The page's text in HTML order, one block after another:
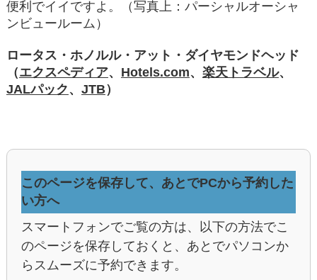
便利でイイですよ。（写真上：パーシャルオーシャ
ンビュールーム）
ロータス・ホノルル・アット・ダイヤモンドヘッド
（エクスペディア、 Hotels.com、 楽天トラベル、
JALパック 、 JTB）
このページを保存して、あとでPCから予約した
い方へ
スマートフォンでご覧の方は、以下の方法でこ
のページを保存しておくと、あとでパソコンか
らスムーズに予約できます。